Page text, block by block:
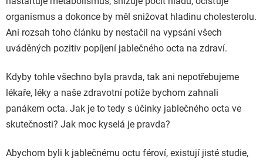
organismus a dokonce by měl snižovat hladinu cholesterolu.
Ani rozsah toho článku by nestačil na vypsání všech
uváděných pozitiv popíjení jablečného octa na zdraví.
Kdyby tohle všechno byla pravda, tak ani nepotřebujeme
lékaře, léky a naše zdravotní potíže bychom zahnali
panákem octa. Jak je to tedy s účinky jablečného octa ve
skutečnosti? Jak moc kyselá je pravda?
Abychom byli k jablečnému octu féroví, existují jisté studie,